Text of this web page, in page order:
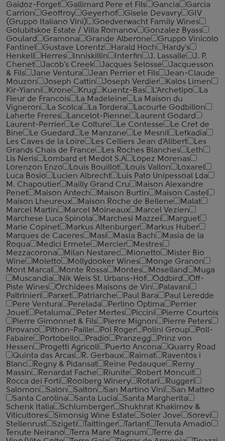
Gaidoz-Forget
Gallimard Pere et Fils Gancia
Garcia
Carrion
Geoffroy Geyerhof Gisele Devavry
GIV
(Gruppo Italiano Vini)
Goedverwacht Family Wines
Golubitskoe Estate / Villa Romanov
Gonzalez Byass
Goulard
Gramona Grande Alberone
Gruppo Vinicolo
Fantinel
Gustave Lorentz Harald Hoch
Hardy's
Henkell
Herres Inniskillin Interfin J. Lassalle
J. P.
Chenet
Jacob's Creek Jacques Selosse
Jacquesson
& Fils
Jane Ventura Jean Perrier et Fils
Jean-Claude
Mouzon
Joseph Cattin Joseph Verdier
Kalos Limen
Kir-Yianni
Krone Krug Kuentz-Bas L'Archetipo
La
Fleur de Francois
La Madeleine
La Maison du
Vigneron
La Scolca La Tordera
Lacourte Godbillon
Laherte Freres
Lancelot-Pienne
Laurent Godard
Laurent-Perrier
Le Colture Le Contesse
Le Cret de
Bine
Le Guedard Le Manzane Le Mesnil
Lefkadia
Les Caves de la Loire
Les Celliers Jean d'Alibert
Les
Grands Chais de France
Les Roches Blanches
Leth
Lis Neris
Lombard et Medot S.A
Lopez Morenas
Lorenzon Enzo
Louis Bouillot Louis Vallon
Loxarel
Luca Bosio
Lucien Albrecht
Luis Pato Unipessoal Lda
M. Chapoutier
Mailly Grand Cru
Maison Alexandre
Penet
Maison Antech Maison Burtin
Maison Castel
Maison Lheureux
Maison Roche de Bellene
Malat
Marcel Martin
Marcel Moineaux
Marcel Vezien
Marchese Luca Spinola
Marchesi Mazzei
Marguet
Marie Copinet
Markus Altenburger
Markus Huber
Marques de Caceres
Masi Masia Bach
Masia de la
Roqua
Medici Ermete Mercier
Mestres
Mezzacorona
Milan Nestarec Mionetto
Mister Bio
Wine
Moletto Mollydooker Wines
Monge Granon
Mont Marcal
Monte Rossa Montes Moselland
Muga
Muscandia
Nik Weis St. Urbans-Hof Oddbird
Off-
Piste Wines
Orchidees Maisons de Vin
Palavani
Paltrinieri
Parxet Patriarche Paul Bara
Paul Leredde
Pere Ventura
Perelada Perlino Optima
Perrier
Jouet
Petaluma Peter Mertes Piccini
Pierre Courtois
Pierre Gimonnet & Fils
Pierre Mignon
Pierre Peters
Pirovano
Pithon-Paille Pol Roger Polini Group
Poll-
Fabaire
Portobello Pradio Pranzegg
Prinz von
Hessen
Progetti Agricoli Puerto Ancona
Quarry Road
Quinta das Arcas
R. Gerbaux Raimat
Raventos i
Blanc
Regny & Pidansat Reine Pedauque
Remy
Massin
Renardat Fache Riunite
Robert Moncuit
Rocca dei Forti
Rooiberg Winery Rotari
Ruggeri
Salomon
Salon Salton San Martino Vini
San Matteo
Santa Carolina
Santa Lucia
Santa Margherita
Schenk Italia
Schlumberger
Shukhrat Khakimov &
Viticultores
Simonsig Wine Estate Soler Jove
Sorevi
Stellenrust
Szigeti Taittinger Tarlant
Tenuta Amadio
Tenute Neirano
Terra Mare Magnum
Terre da